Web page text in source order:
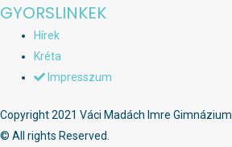
GYORSLINKEK
Hírek
Kréta
Impresszum
Copyright 2021 Váci Madách Imre Gimnázium
© All rights Reserved.